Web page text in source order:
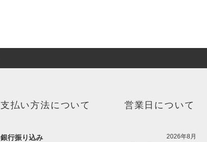
支払い方法について
銀行振り込み
営業日について
2026年8月